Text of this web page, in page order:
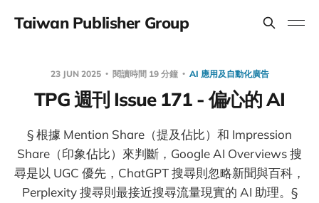
Taiwan Publisher Group
23 JUN 2025 閱讀時間 19 分鐘 AI 應用及自動化廣告
TPG 週刊 Issue 171 - 偏心的 AI
§ 根據 Mention Share（提及佔比）和 Impression
Share（印象佔比）來判斷，Google AI Overviews 搜
尋是以 UGC 優先，ChatGPT 搜尋則忽略新聞與百科，
Perplexity 搜尋則最接近搜尋流量現實的 AI 助理。§